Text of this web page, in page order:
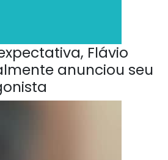
Flávio
anunciou seu